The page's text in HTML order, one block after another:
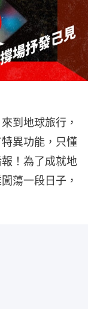
到地球旅行，
異功能，只懂
！為了成就地
蕩一段日子，